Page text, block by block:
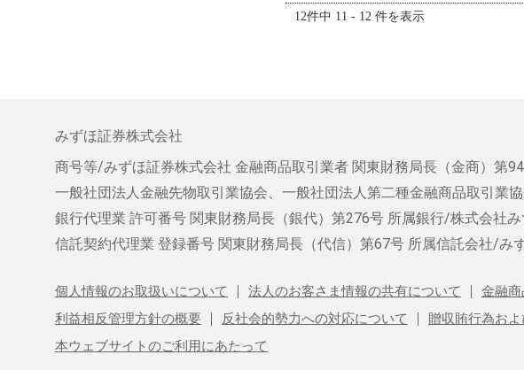
12件中 11 - 12 件を表示
みずほ証券株式会社
商号等/みずほ証券株式会社 金融商品取引業者 関東財務局長（金商）第
一般社団法人金融先物取引業協会、 一般社団法人第二種金融商品取引業
銀行代理業 許可番号 関東財務局長（銀代）第276号 所属銀行/株式会社
信託契約代理業 登録番号 関東財務局長（代信）第67号 所属信託会社/み
個人情報のお取扱いについて 法人のお客さま情報の共有について 金融
利益相反管理方針の概要
反社会的勢力への対応について 贈収賄行為お
本ウェブサイトのご利用にあたって